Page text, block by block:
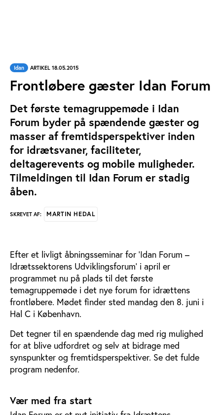
Idan ARTIKEL 18.05.2015
Frontløbere gæster Idan Forum
Det første temagruppemøde i Idan
Forum byder på spændende gæster og
masser af fremtidsperspektiver inden
for idrætsvaner, faciliteter,
deltagerevents og mobile muligheder.
Tilmeldingen til Idan Forum er stadig
åben.
SKREVET AF: MARTIN HEDAL
Efter et livligt åbningsseminar for ’Idan Forum –
Idrætssektorens Udviklingsforum’ i april er
programmet nu på plads til det første
temagruppemøde i det nye forum for idrættens
frontløbere. Mødet finder sted mandag den 8. juni i
Hal C i København.
Det tegner til en spændende dag med rig mulighed
for at blive udfordret og selv at bidrage med
synspunkter og fremtidsperspektiver. Se det fulde
program nedenfor.
Vær med fra start